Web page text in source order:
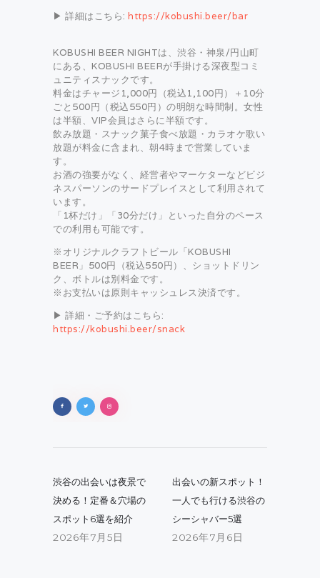
▶ 詳細はこちら: https://kobushi.beer/bar
KOBUSHI BEER NIGHTは、渋谷・神泉/円山町
にある、KOBUSHI BEERが手掛ける深夜型コミ
ュニティスナックです。
料金はチャージ1,000円（税込1,100円）＋10分
ごと500円（税込550円）の明朗な時間制。女性
は半額、VIP会員はさらに半額です。
飲み放題・スナック菓子食べ放題・カラオケ歌い
放題が料金に含まれ、朝4時まで営業していま
す。
お酒の強要がなく、経営者やマーケターなどビジ
ネスパーソンのサードプレイスとして利用されて
います。
「1杯だけ」「30分だけ」といった自分のペース
での利用も可能です。
※オリジナルクラフトビール「KOBUSHI
BEER」500円（税込550円）、ショットドリン
ク、ボトルは別料金です。
※お支払いは原則キャッシュレス決済です。
▶ 詳細・ご予約はこちら:
https://kobushi.beer/snack
稿
ナ
ビ
Previous
渋谷の出会いは夜景で
決める！定番＆穴場の
スポット6選を紹介
2026年7月5日
Next
出会いの新スポット！
一人でも行ける渋谷の
シーシャバー5選
2026年7月6日